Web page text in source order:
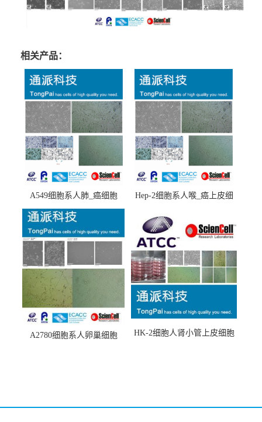
相关产品：
A549细胞系人肺_癌细胞
(A549细胞)
Hep-2细胞系人喉_癌上皮细
A2780细胞系人卵巢细胞
HK-2细胞人肾小管上皮细胞